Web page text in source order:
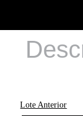
Lote Anterior